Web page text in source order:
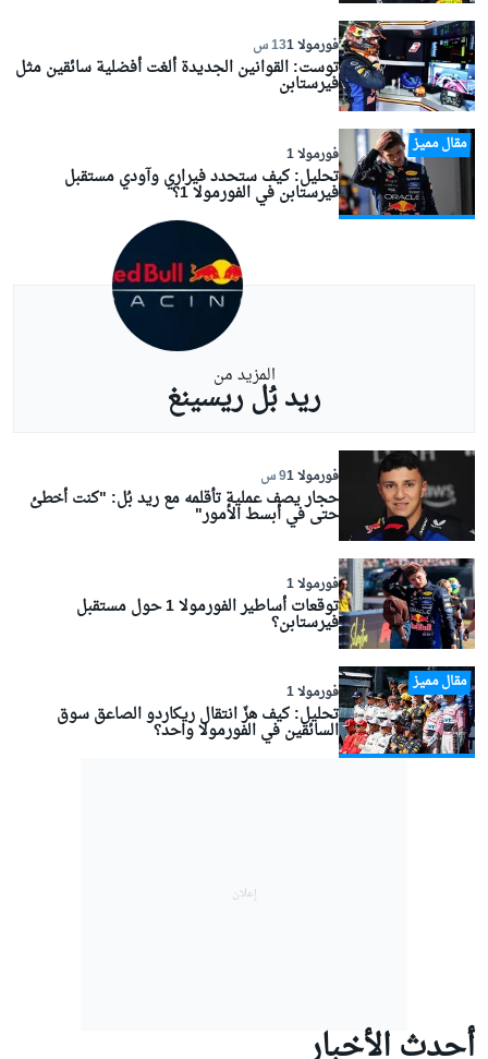
فورمولا 1 13 س
توست: القوانين الجديدة ألغت أفضلية سائقين مثل
فيرستابن
مقال مميز فورمولا 1
تحليل: كيف ستحدد فيراري وآودي مستقبل
فيرستابن في الفورمولا 1؟
المزيد من
ريد بُل ريسينغ
فورمولا 1 9 س
حجار يصف عملية تأقلمه مع ريد بُل: "كنت أخطئ
حتى في أبسط الأمور"
فورمولا 1
توقعات أساطير الفورمولا 1 حول مستقبل
فيرستابن؟
مقال مميز فورمولا 1
تحليل: كيف هزّ انتقال ريكاردو الصاعق سوق
السائقين في الفورمولا واحد؟